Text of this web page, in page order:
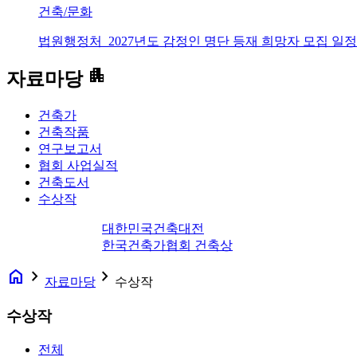
건축/문화
법원행정처_2027년도 감정인 명단 등재 희망자 모집 일
자료마당 apartment
건축가
건축작품
연구보고서
협회 사업실적
건축도서
수상작
대한민국건축대전
한국건축가협회 건축상
home navigate_next 자료마당 navigate_next 수상작
수상작
전체